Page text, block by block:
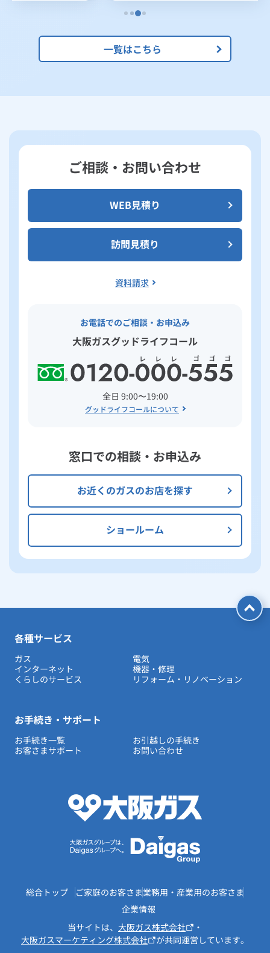
一覧はこちら
ご相談・お問い合わせ
WEB見積り
訪問見積り
資料請求
お電話でのご相談・お申込み
大阪ガスグッドライフコール
全日 9:00〜19:00
グッドライフコールについて
窓口での相談・お申込み
お近くのガスのお店を探す
ショールーム
各種サービス
ガス
電気
インターネット
機器・修理
くらしのサービス
リフォーム・リノベーション
お手続き・サポート
お手続き一覧
お引越しの手続き
お客さまサポート
お問い合わせ
総合トップ ご家庭のお客さま業務用・産業用のお客さま
企業情報
当サイトは、 大阪ガス株式会社
・
大阪ガスマーケティング株式会社
が共同運営しています。